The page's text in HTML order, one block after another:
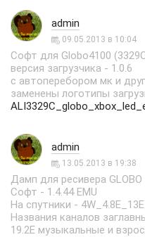
admin
09.05.2013 в 10:04
Софт для Globo4100
версия загрузчика - 1.0.6
с автоперебором мк и
заменены логотипы
admin
13.05.2013 в 19:38
Дамп для ресивера
Софт - 1.4.44 EMU
На спутники -
Названия каналов
19.2Е музыкальные и